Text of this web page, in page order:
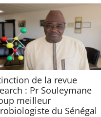
de la revue
: Pr Souleymane
meilleur
du Sénégal